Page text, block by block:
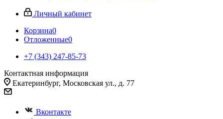
Личный кабинет
Корзина0
Отложенные0
+7 (343) 247-85-73
Контактная информация
Екатеринбург, Московская ул., д. 77
Вконтакте